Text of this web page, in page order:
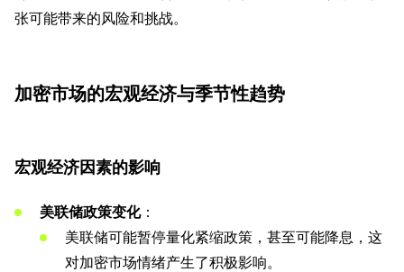
张可能带来的风险和挑战。
加密市场的宏观经济与季节性趋势
宏观经济因素的影响
美联储政策变化：
美联储可能暂停量化紧缩政策，甚至可能降息，这
对加密市场情绪产生了积极影响。